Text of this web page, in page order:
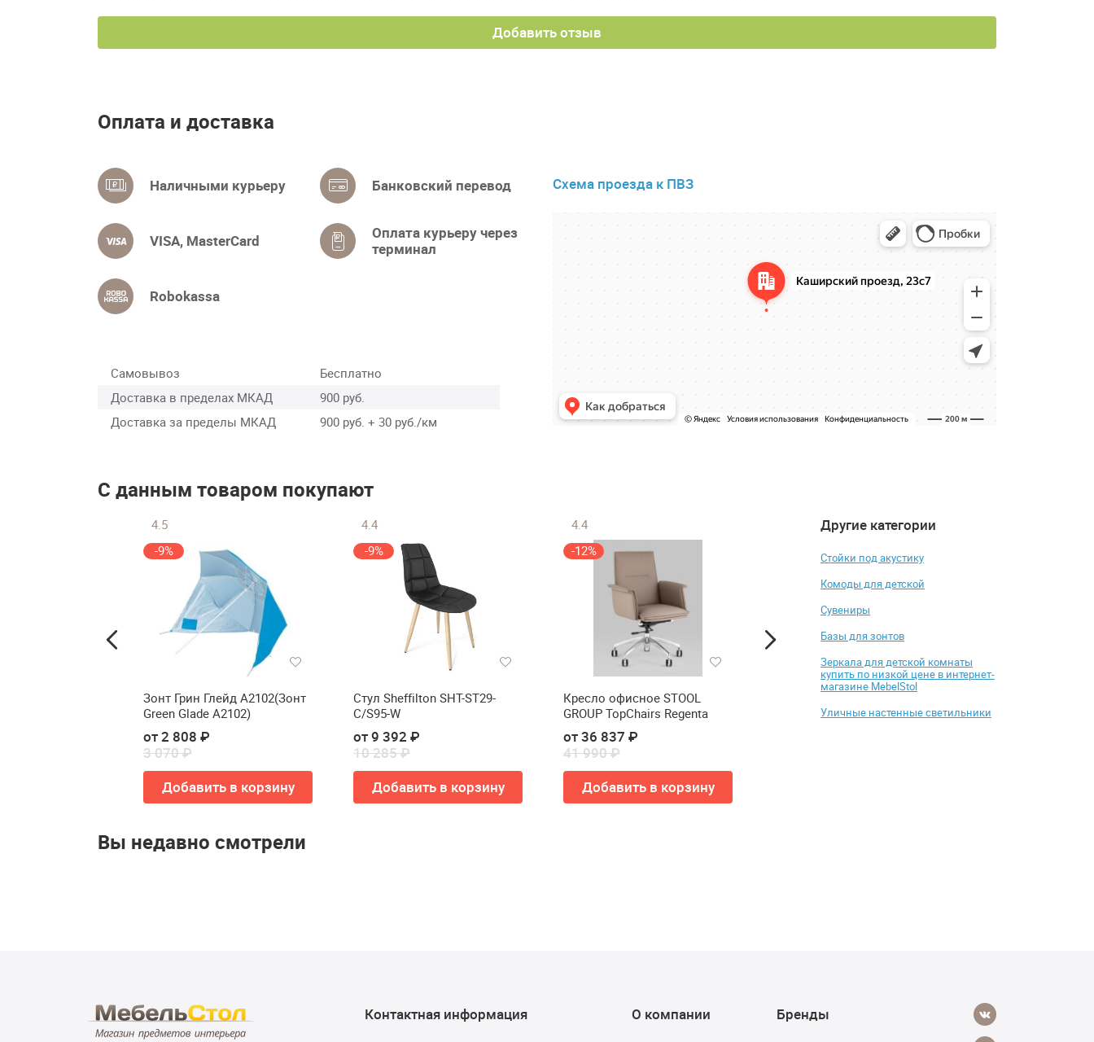
Добавить отзыв
Оплата и доставка
Наличными курьеру Банковский перевод
VISA, MasterCard
Оплата курьеру через
терминал
Robokassa
Самовывоз
Бесплатно
Доставка в пределах МКАД
900 руб.
Доставка за пределы МКАД
900 руб. + 30 руб./км
Схема проезда к ПВЗ
С данным товаром покупают
Другие категории
Стойки под акустику
Комоды для детской
Сувениры
Базы для зонтов
Зеркала для детской комнаты
купить по низкой цене в интернет-
магазине MebelStol
Уличные настенные светильники
4.5
-9%
Зонт Грин Глейд A2102(Зонт
Green Glade A2102)
от 2 808 ₽
3 070 ₽
Добавить в корзину
4.4
-9%
Стул Sheffilton SHT-ST29-
C/S95-W
от 9 392 ₽
10 285 ₽
Добавить в корзину
4.4
-12%
Кресло офисное STOOL
GROUP TopChairs Regenta
от 36 837 ₽
41 990 ₽
Добавить в корзину
TYP 67 LINATE
«Мебелайн – 8»
Вы недавно смотрели
Контактная информация
О компании
Бренды